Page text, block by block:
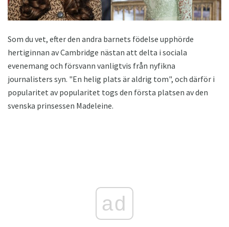
Som du vet, efter den andra barnets födelse upphörde
hertiginnan av Cambridge nästan att delta i sociala
evenemang och försvann vanligtvis från nyfikna
journalisters syn. "En helig plats är aldrig tom", och därför i
popularitet av popularitet togs den första platsen av den
svenska prinsessen Madeleine.
ad